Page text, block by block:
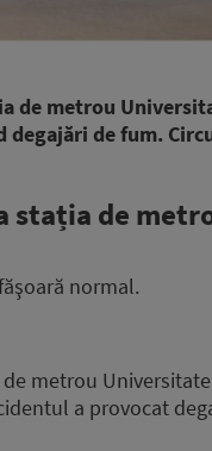
de metrou
de fum.
stația de
normal.
metrou
a provocat